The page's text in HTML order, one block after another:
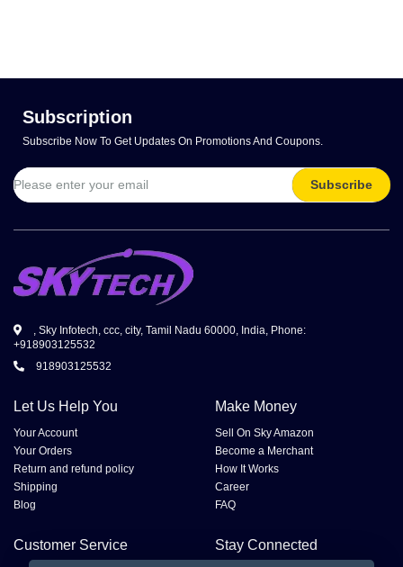
Subscription
Subscribe Now To Get Updates On Promotions And Coupons.
Subscribe
, Sky Infotech, ccc, city, Tamil Nadu 60000, India, Phone:
+918903125532
918903125532
Let Us Help You
Your Account
Your Orders
Return and refund policy
Shipping
Blog
Make Money
Sell On Sky Amazon
Become a Merchant
How It Works
Career
FAQ
Customer Service Stay Connected